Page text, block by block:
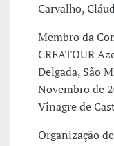
Carvalho,
Membro da
CREATOUR
Delgada, São
Novembro de
Vinagre de
Organização